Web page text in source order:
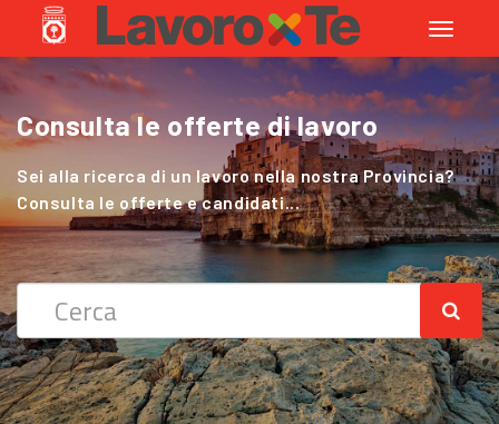
Toggle
Consulta le offerte di lavoro
Sei alla ricerca di un lavoro nella nostra Provincia?
Consulta le offerte e candidati...
Cerchi Lavoro nel Settore Agricolo
?
Sei alla ricerca di un lavoro nella nostra Provincia?
Consulta le offerte e candidati...